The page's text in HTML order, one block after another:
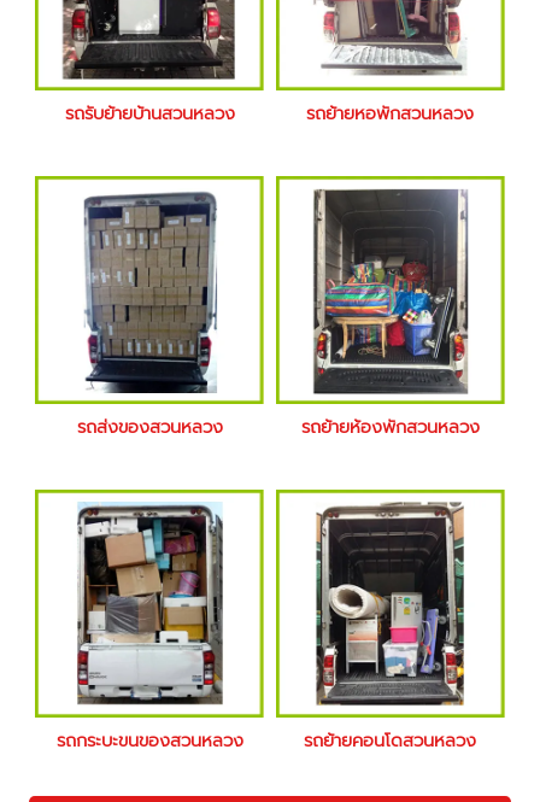
รถรับย้ายบ้านสวนหลวง รถย้ายหอพักสวนหลวง
รถส่งของสวนหลวง รถย้ายห้องพักสวนหลวง
รถกระบะขนของสวนหลวง รถย้ายคอนโดสวนหลวง